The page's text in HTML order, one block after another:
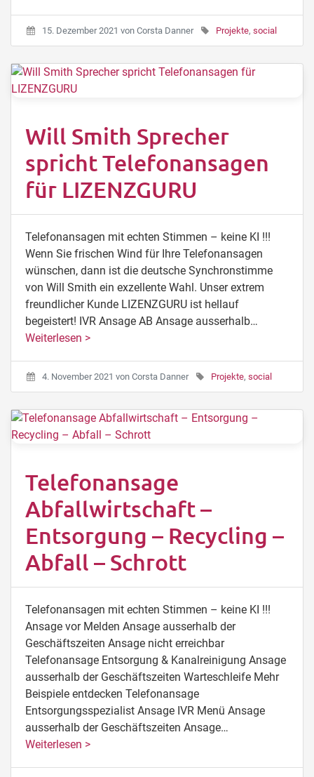
15. Dezember 2021 von Corsta Danner Projekte, social
Will Smith Sprecher
spricht Telefonansagen
für LIZENZGURU
Telefonansagen mit echten Stimmen – keine KI !!!
Wenn Sie frischen Wind für Ihre Telefonansagen
wünschen, dann ist die deutsche Synchronstimme
von Will Smith ein exzellente Wahl. Unser extrem
freundlicher Kunde LIZENZGURU ist hellauf
begeistert! IVR Ansage AB Ansage ausserhalb…
Weiterlesen >
4. November 2021 von Corsta Danner Projekte, social
Telefonansage
Abfallwirtschaft –
Entsorgung – Recycling –
Abfall – Schrott
Telefonansagen mit echten Stimmen – keine KI !!!
Ansage vor Melden Ansage ausserhalb der
Geschäftszeiten Ansage nicht erreichbar
Telefonansage Entsorgung & Kanalreinigung Ansage
ausserhalb der Geschäftszeiten Warteschleife Mehr
Beispiele entdecken Telefonansage
Entsorgungsspezialist Ansage IVR Menü Ansage
ausserhalb der Geschäftszeiten Ansage…
Weiterlesen >